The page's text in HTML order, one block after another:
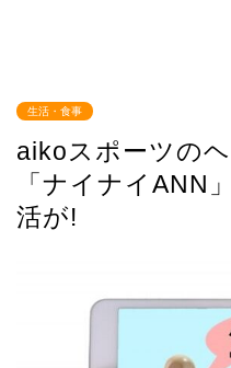
生活・食事
aikoスポーツの
「ナイナイANN
活が!